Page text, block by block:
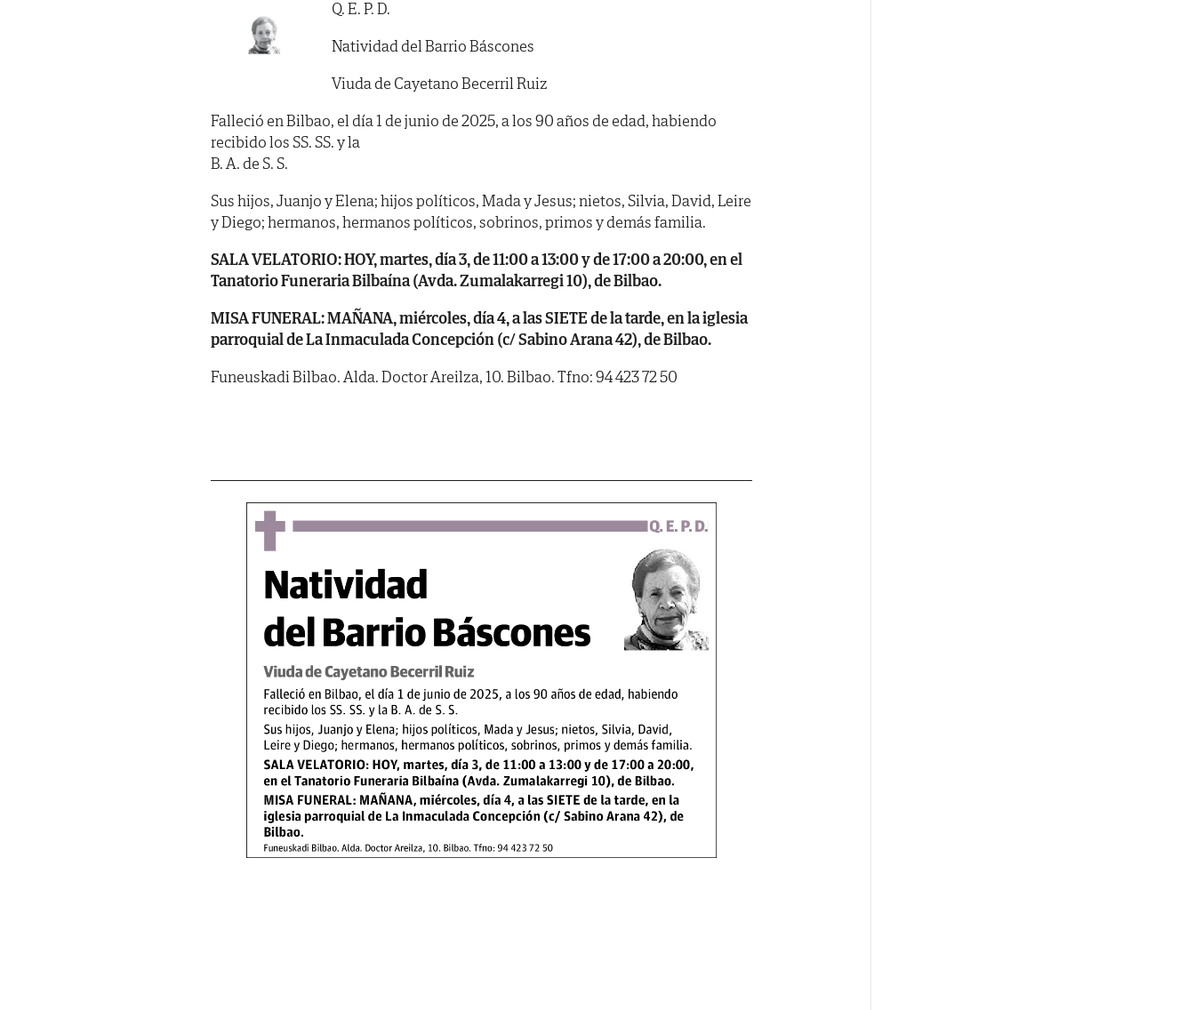
Q. E. P. D.
Natividad del Barrio Báscones
Viuda de Cayetano Becerril Ruiz
Falleció en Bilbao, el día 1 de junio de 2025, a los 90 años de edad, habiendo
recibido los SS. SS. y la
B. A. de S. S.
Sus hijos, Juanjo y Elena; hijos políticos, Mada y Jesus; nietos, Silvia, David, Leire
y Diego; hermanos, hermanos políticos, sobrinos, primos y demás familia.
SALA VELATORIO: HOY, martes, día 3, de 11:00 a 13:00 y de 17:00 a 20:00, en el
Tanatorio Funeraria Bilbaína (Avda. Zumalakarregi 10), de Bilbao.
MISA FUNERAL: MAÑANA, miércoles, día 4, a las SIETE de la tarde, en la iglesia
parroquial de La Inmaculada Concepción (c/ Sabino Arana 42), de Bilbao.
Funeuskadi Bilbao. Alda. Doctor Areilza, 10. Bilbao. Tfno: 94 423 72 50